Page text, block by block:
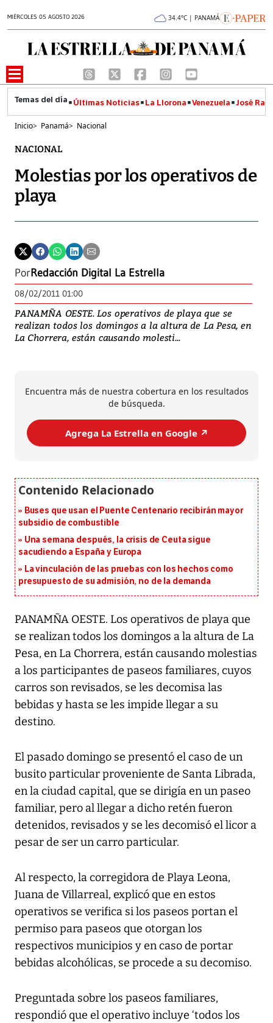
MIÉRCOLES 05 AGOSTO 2026 34.4°C | PANAMÁ
Últimas Noticias La Llorona Venezuela José
Inicio> Panamá> Nacional
NACIONAL
Molestias por los operativos de
playa
PorRedacción Digital La Estrella
08/02/2011 01:00
PANAMÑA OESTE. Los operativos de playa que se
realizan todos los domingos a la altura de La Pesa, en
La Chorrera, están causando molesti...
Encuentra más de nuestra cobertura en los resultados
de búsqueda.
Agrega La Estrella en Google ↗️
Buses que usan el Puente Centenario recibirán mayor
subsidio de combustible
Una semana después, la crisis de Ceuta sigue
sacudiendo a España y Europa
La vinculación de las pruebas con los hechos como
presupuesto de su admisión, no de la demanda
PANAMÑA OESTE. Los operativos de playa que
se realizan todos los domingos a la altura de La
Pesa, en La Chorrera, están causando molestias
a los participantes de paseos familiares, cuyos
carros son revisados, se les decomisa las
bebidas y hasta se les impide llegar a su
destino.
El pasado domingo se presentó el caso de un
busito particular proveniente de Santa Librada,
en la ciudad capital, que se dirigía en un paseo
familiar, pero al llegar a dicho retén fueron
detenidos, revisados y se les decomisó el licor a
pesar de ser un carro particular.
Al respecto, la corregidora de Playa Leona,
Juana de Villarreal, explicó que en estos
operativos se verifica si los paseos portan el
permiso para paseos que otorgan los
respectivos municipios y en caso de portar
bebidas alcohólicas, se procede a su decomiso.
Preguntada sobre los paseos familiares,
respondió que el operativo incluye ‘todos los